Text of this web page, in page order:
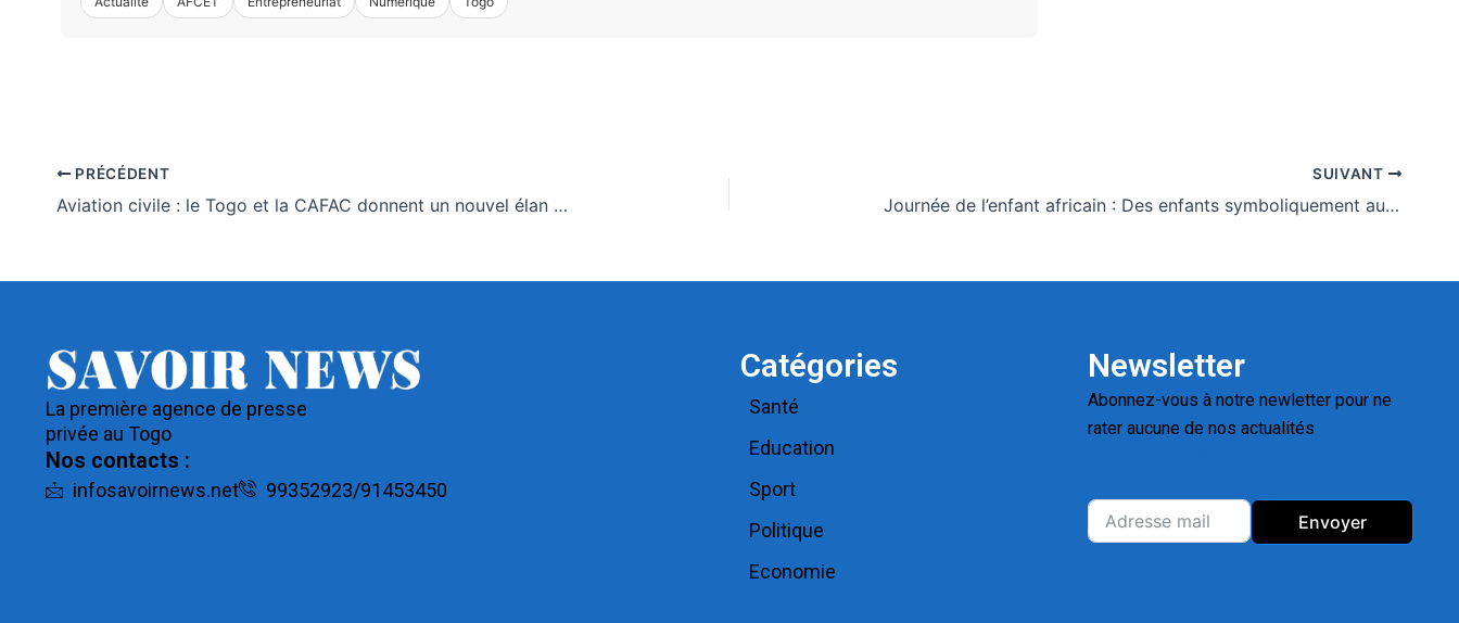
PRÉCÉDENT
Aviation civile : le Togo et la CAFAC donnent un nouvel élan au marché aérien africain
SUIVANT
Journée de l’enfant africain : Des enfants symboliquement aux commandes d’ASKY pour porter le message
La première agence de presse
privée au Togo
Nos contacts :
infosavoirnews.net 99352923/91453450
Catégories
Santé
Education
Sport
Politique
Economie
Newsletter
Abonnez-vous à notre newletter pour ne
rater aucune de nos actualités
Envoyer